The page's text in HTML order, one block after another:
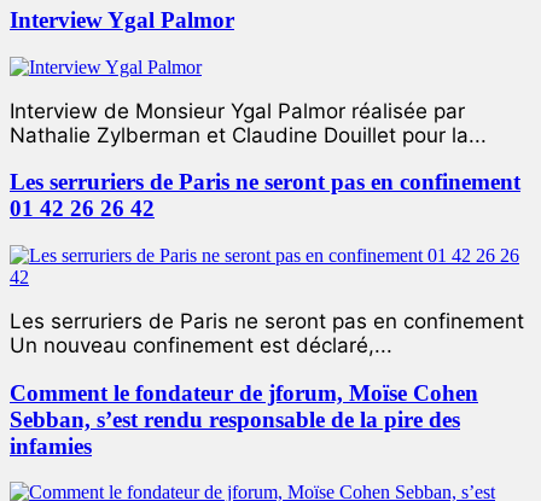
Interview Ygal Palmor
Interview de Monsieur Ygal Palmor réalisée par
Nathalie Zylberman et Claudine Douillet pour la...
Les serruriers de Paris ne seront pas en confinement
01 42 26 26 42
Les serruriers de Paris ne seront pas en confinement
Un nouveau confinement est déclaré,...
Comment le fondateur de jforum, Moïse Cohen
Sebban, s’est rendu responsable de la pire des
infamies